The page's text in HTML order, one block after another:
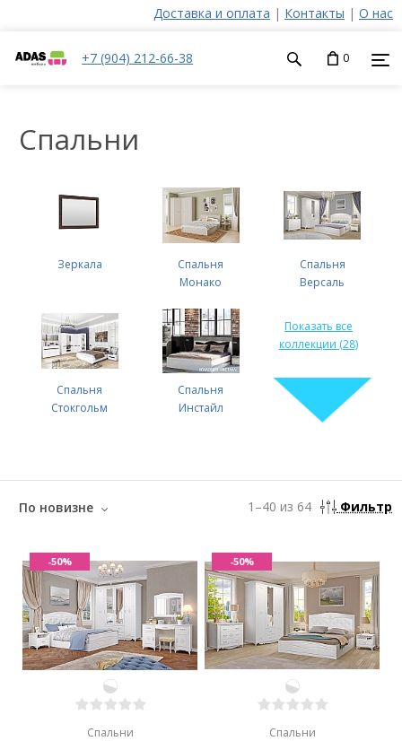
Доставка и оплата | Контакты | О нас
+7 (904) 212-66-38 0
Спальни
Зеркала
Спальня
Монако
Спальня
Версаль
Спальня
Стокгольм
Спальня
Инстайл
Показать все
коллекции (28)
1 –40 из 64
По новизне Фильтр
Спальни
-50%
Спальни
-50%